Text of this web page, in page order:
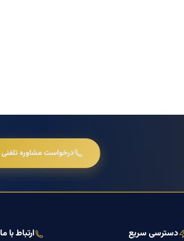
درخواست مشاوره تلفنی
دسترسی سریع ارتباط با ما